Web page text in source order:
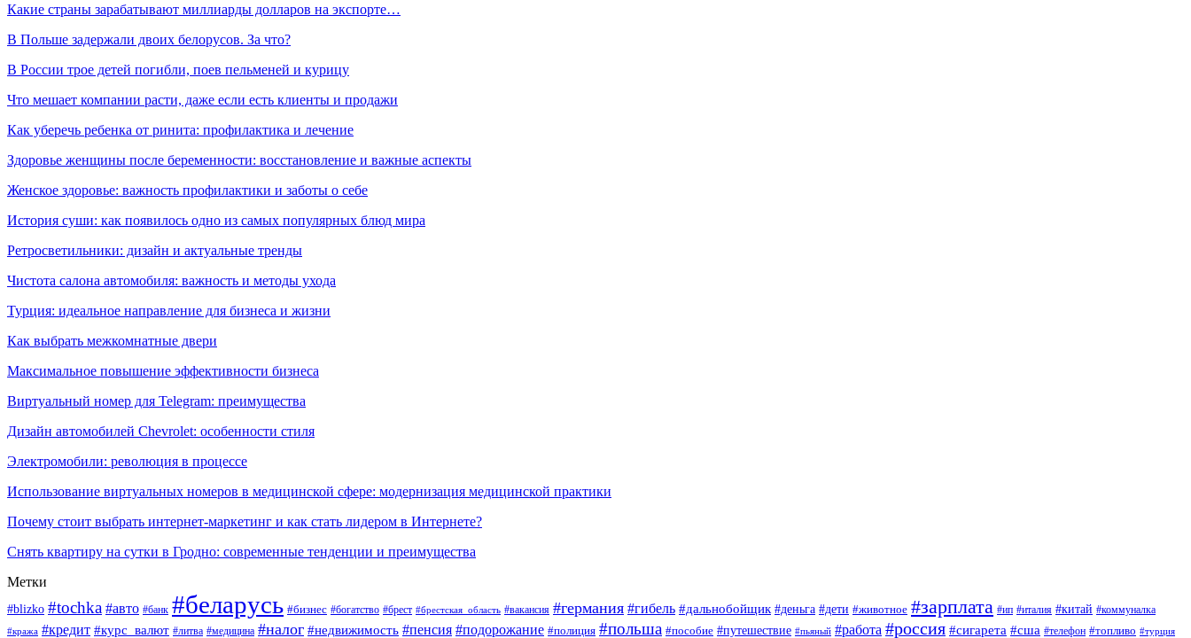
Какие страны зарабатывают миллиарды долларов на экспорте…
В Польше задержали двоих белорусов. За что?
В России трое детей погибли, поев пельменей и курицу
Что мешает компании расти, даже если есть клиенты и продажи
Как уберечь ребенка от ринита: профилактика и лечение
Здоровье женщины после беременности: восстановление и важные аспекты
Женское здоровье: важность профилактики и заботы о себе
История суши: как появилось одно из самых популярных блюд мира
Ретросветильники: дизайн и актуальные тренды
Чистота салона автомобиля: важность и методы ухода
Турция: идеальное направление для бизнеса и жизни
Как выбрать межкомнатные двери
Максимальное повышение эффективности бизнеса
Виртуальный номер для Telegram: преимущества
Дизайн автомобилей Chevrolet: особенности стиля
Электромобили: революция в процессе
Использование виртуальных номеров в медицинской сфере: модернизация медицинской практики
Почему стоит выбрать интернет-маркетинг и как стать лидером в Интернете?
Снять квартиру на сутки в Гродно: современные тенденции и преимущества
Метки
#blizko #tochka #авто #банк #беларусь #бизнес #богатство #брест #брестская_область #вакансия #германия #гибель #дальнобойщик #деньга #дети #животное #зарплата #ип #италия #китай #коммуналка
#кража #кредит #курс_валют #литва #медицина #налог #недвижимость #пенсия #подорожание #полиция #польша #пособие #путешествие #пьяный #работа #россия #сигарета #сша #телефон #топливо #турция